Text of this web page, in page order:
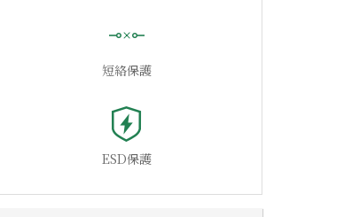
短絡保護
ESD保護